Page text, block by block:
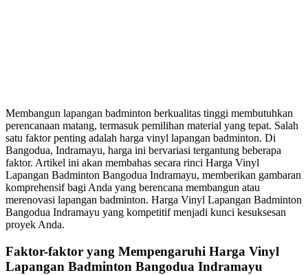
Membangun lapangan badminton berkualitas tinggi membutuhkan
perencanaan matang, termasuk pemilihan material yang tepat. Salah
satu faktor penting adalah harga vinyl lapangan badminton. Di
Bangodua, Indramayu, harga ini bervariasi tergantung beberapa
faktor. Artikel ini akan membahas secara rinci Harga Vinyl
Lapangan Badminton Bangodua Indramayu, memberikan gambaran
komprehensif bagi Anda yang berencana membangun atau
merenovasi lapangan badminton. Harga Vinyl Lapangan Badminton
Bangodua Indramayu yang kompetitif menjadi kunci kesuksesan
proyek Anda.
Faktor-faktor yang Mempengaruhi Harga Vinyl
Lapangan Badminton Bangodua Indramayu